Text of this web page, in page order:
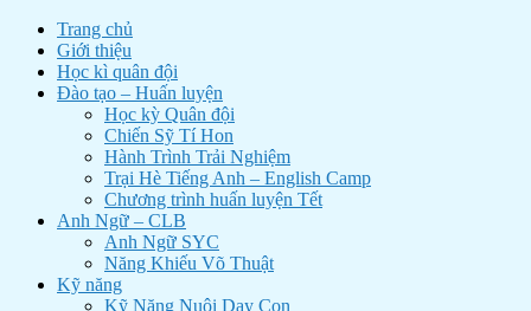
Trang chủ
Giới thiệu
Học kì quân đội
Đào tạo – Huấn luyện
Học kỳ Quân đội
Chiến Sỹ Tí Hon
Hành Trình Trải Nghiệm
Trại Hè Tiếng Anh – English Camp
Chương trình huấn luyện Tết
Anh Ngữ – CLB
Anh Ngữ SYC
Năng Khiếu Võ Thuật
Kỹ năng
Kỹ Năng Nuôi Dạy Con